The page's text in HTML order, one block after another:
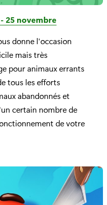
25 novembre
donne l'occasion
mais très
pour animaux errants
tous les efforts
abandonnés et
certain nombre de
de votre